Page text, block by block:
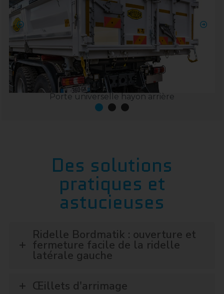
Porte universelle hayon arrière
Des solutions
pratiques et
astucieuses
Ridelle Bordmatik : ouverture et
fermeture facile de la ridelle
latérale gauche
Œillets d'arrimage